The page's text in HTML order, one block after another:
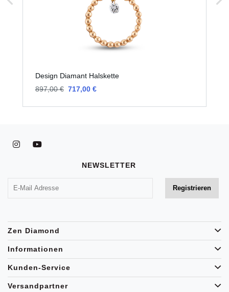
Design Diamant Halskette
717,00 €
897,00 €
NEWSLETTER
Zen Diamond
Informationen
Kunden-Service
Versandpartner